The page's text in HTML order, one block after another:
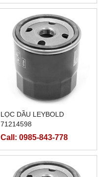
LỌC DẦU LEYBOLD
71214598
Call: 0985-843-778